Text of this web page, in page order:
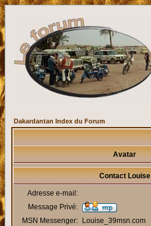
Dakardantan Index du Forum
Avatar
Contact Louise
Adresse e-mail:
Message Privé:
MSN Messenger:
Louise_39msn.com